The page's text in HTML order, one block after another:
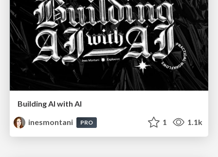
Building AI with AI
inesmontani
PRO 1 1.1k